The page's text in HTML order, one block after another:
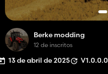
Berke modding
12 de inscritos
13 de abril de 2025 V1.0.0.0